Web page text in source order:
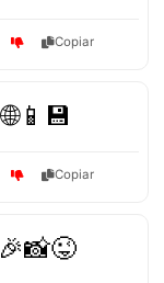
Copiar
🌐📱💾
Copiar
🎉📸😜